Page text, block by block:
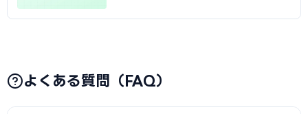
よくある質問（FAQ）